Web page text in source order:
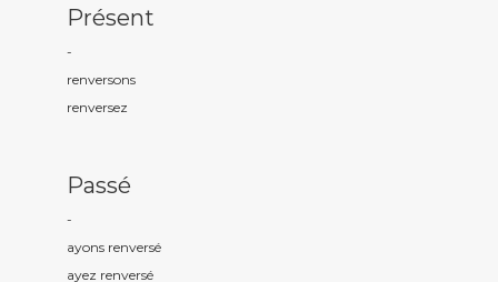
Présent
-
renversons
renversez
Passé
-
ayons renversé
ayez renversé